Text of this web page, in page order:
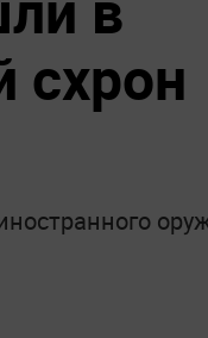
схрон